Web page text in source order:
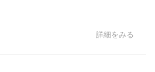
詳細をみる